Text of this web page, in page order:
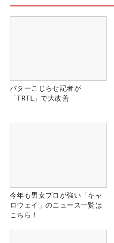
パターこじらせ記者が
「TRTL」で大改善
今年も男女プロが強い「キャ
ロウェイ」のニュース一覧は
こちら！